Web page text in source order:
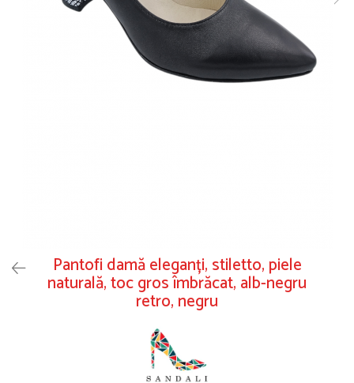
Pantofi damă eleganți, stiletto, piele
naturală, toc gros îmbrăcat, alb-negru
retro, negru